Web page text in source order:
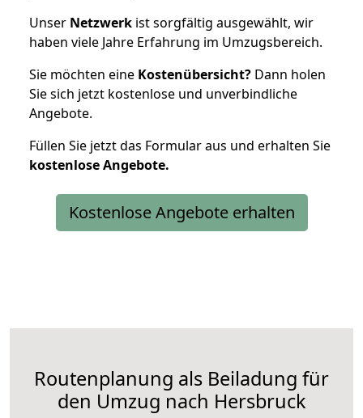
Unser Netzwerk ist sorgfältig ausgewählt, wir
haben viele Jahre Erfahrung im Umzugsbereich.
Sie möchten eine Kostenübersicht? Dann holen
Sie sich jetzt kostenlose und unverbindliche
Angebote.
Füllen Sie jetzt das Formular aus und erhalten Sie
kostenloseAngebote.
Kostenlose Angebote erhalten
Routenplanung als Beiladung für
den Umzug nach Hersbruck